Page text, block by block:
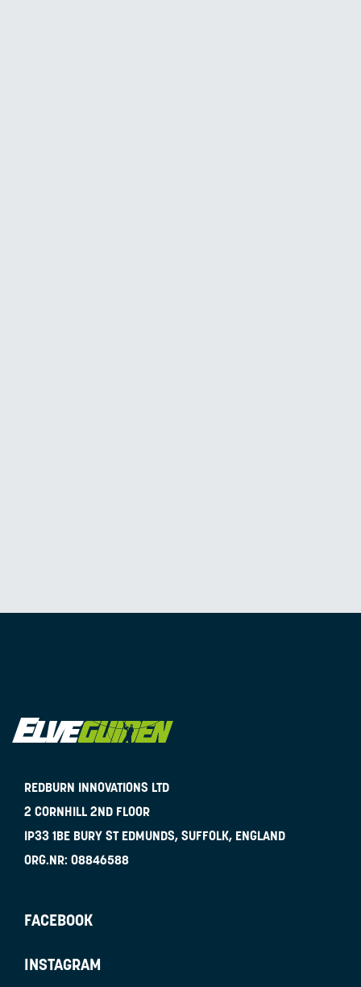
REDBURN INNOVATIONS LTD
2 CORNHILL 2ND FLOOR
IP33 1BE BURY ST EDMUNDS, SUFFOLK, ENGLAND
ORG.NR: 08846588
FACEBOOK
INSTAGRAM